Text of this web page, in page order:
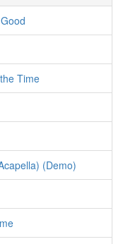
Time
(Demo)